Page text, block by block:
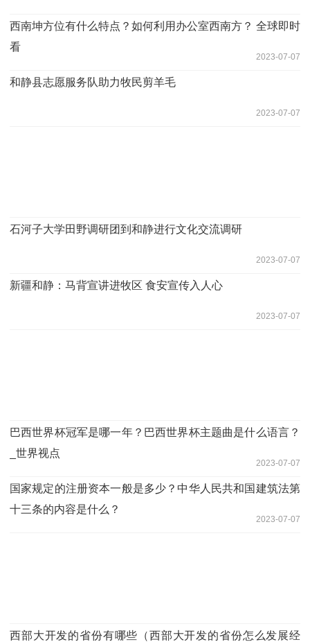
西南坤方位有什么特点？如何利用办公室西南方？ 全球即时
看
2023-07-07
和静县志愿服务队助力牧民剪羊毛
2023-07-07
石河子大学田野调研团到和静进行文化交流调研
2023-07-07
新疆和静：马背宣讲进牧区 食安宣传入人心
2023-07-07
巴西世界杯冠军是哪一年？巴西世界杯主题曲是什么语言？
_世界视点
2023-07-07
国家规定的注册资本一般是多少？中华人民共和国建筑法第
十三条的内容是什么？
2023-07-07
西部大开发的省份有哪些（西部大开发的省份怎么发展经